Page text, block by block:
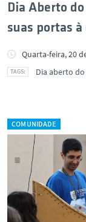
Dia Aberto
suas portas
Quarta-feira, 20
Dia aberto do
COMUNIDADE